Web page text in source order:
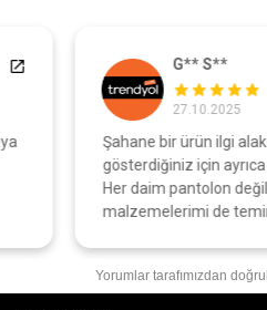
G** S**
27.10.2025
Şahane bir ürün ilgi
gösterdiğiniz için
Her daim pantolon değil
malzemelerimi de
Yorumlar tarafımızdan